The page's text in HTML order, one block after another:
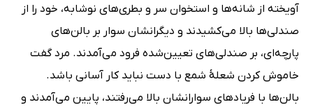
آویخته از شانه‌ها و استخوان سر و بطری‌های نوشابه، خود را از
صندلی‌ها بالا می‌کشیدند و دیگرانشان سوار بر بالن‌های
پارچه‌ای، بر صندلی‌های تعیین‌شده فرود می‌آمدند. مرد گفت
خاموش کردن شعلهٔ شمع با دست نباید کار آسانی باشد.
بالن‌ها با فریادهای سوارانشان بالا می‌رفتند، پایین می‌آمدند و